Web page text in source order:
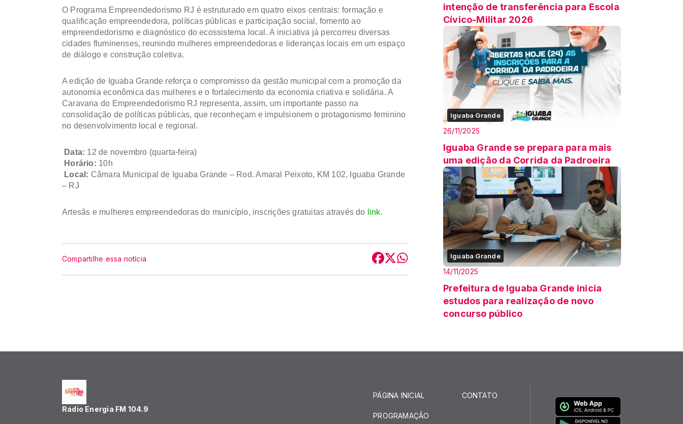
O Programa Empreendedorismo RJ é estruturado em quatro eixos centrais: formação e
qualificação empreendedora, políticas públicas e participação social, fomento ao
empreendedorismo e diagnóstico do ecossistema local. A iniciativa já percorreu diversas
cidades fluminenses, reunindo mulheres empreendedoras e lideranças locais em um espaço
de diálogo e construção coletiva.
A edição de Iguaba Grande reforça o compromisso da gestão municipal com a promoção da
autonomia econômica das mulheres e o fortalecimento da economia criativa e solidária. A
Caravana do Empreendedorismo RJ representa, assim, um importante passo na
consolidação de políticas públicas, que reconheçam e impulsionem o protagonismo feminino
no desenvolvimento local e regional.
Data: 12 de novembro (quarta-feira)
Horário: 10h
Local: Câmara Municipal de Iguaba Grande – Rod. Amaral Peixoto, KM 102, Iguaba Grande
– RJ
Artesãs e mulheres empreendedoras do município, inscrições gratuitas através do link.
Compartilhe essa notícia
intenção de transferência para Escola
Cívico-Militar 2026
Iguaba Grande
26/11/2025
Iguaba Grande se prepara para mais
uma edição da Corrida da Padroeira
Iguaba Grande
14/11/2025
Prefeitura de Iguaba Grande inicia
estudos para realização de novo
concurso público
Rádio Energia FM 104.9
PÁGINA INICIAL
PROGRAMAÇÃO
CONTATO